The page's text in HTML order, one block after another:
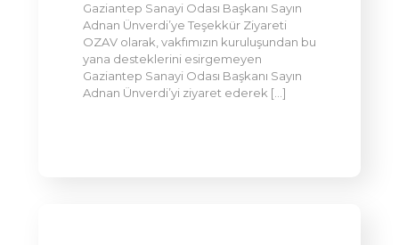
Gaziantep Sanayi Odası Başkanı Sayın
Adnan Ünverdi’ye Teşekkür Ziyareti
OZAV olarak, vakfımızın kuruluşundan bu
yana desteklerini esirgemeyen
Gaziantep Sanayi Odası Başkanı Sayın
Adnan Ünverdi’yi ziyaret ederek […]